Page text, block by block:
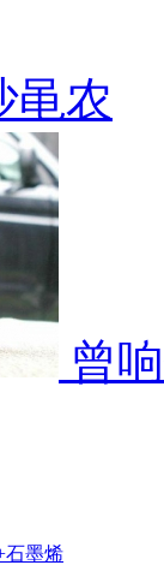
黾农
曾
石墨烯